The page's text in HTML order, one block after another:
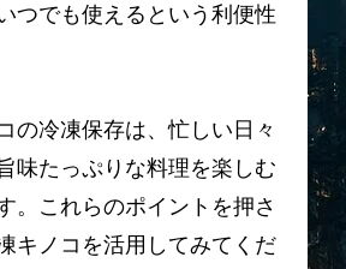
つでも使えるという利便性
の冷凍保存は、忙しい日々
味たっぷりな料理を楽しむ
。これらのポイントを押さ
キノコを活用してみてくだ